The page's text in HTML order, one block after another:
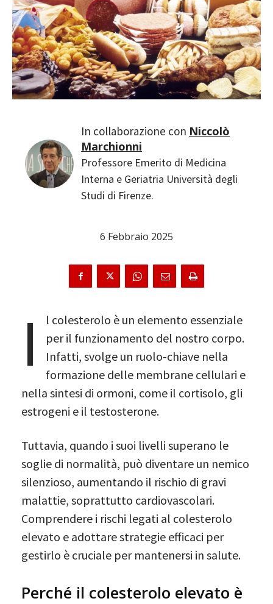
Niccolò
Marchionni
Professore Emerito di Medicina
Interna e Geriatria Università degli
Studi di Firenze.
6 Febbraio 2025
I
l colesterolo è un elemento essenziale
per il funzionamento del nostro corpo.
Infatti, svolge un ruolo-chiave nella
formazione delle membrane cellulari e
nella sintesi di ormoni, come il cortisolo, gli
estrogeni e il testosterone.
Tuttavia, quando i suoi livelli superano le
soglie di normalità, può diventare un nemico
silenzioso, aumentando il rischio di gravi
malattie, soprattutto cardiovascolari.
Comprendere i rischi legati al colesterolo
elevato e adottare strategie efficaci per
gestirlo è cruciale per mantenersi in salute.
Perché il colesterolo elevato è